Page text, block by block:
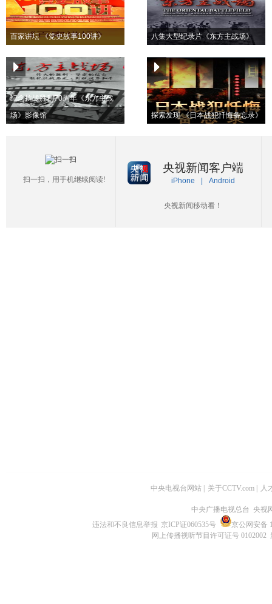
百家讲坛 《党史故事100讲》 八集大型纪录片《东方主战场》
纪念抗战胜利70周年《东方主战
场》影像馆
探索发现 《日本战犯忏悔备忘录》
扫一扫，用手机继续阅读!
央视新闻客户端
iPhone Android
央视新闻移动看！
中央电视台网站 关于CCTV.com 人
中央广播电视总台 央视
违法和不良信息举报 京ICP证060535号
京公网安备
网上传播视听节目许可证号 0102002